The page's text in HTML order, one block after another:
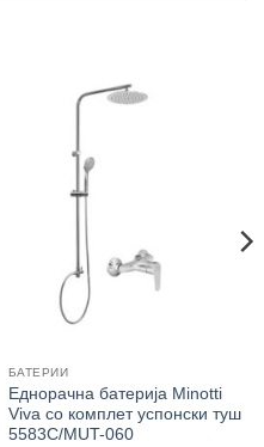
БАТЕРИИ
Еднорачна батерија Minotti
Viva со комплет успонски туш
5583C/MUT-060